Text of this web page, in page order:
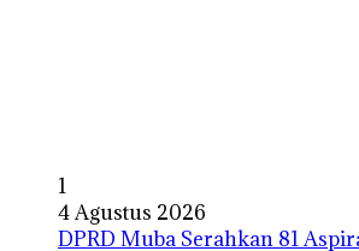
1
4 Agustus 2026
DPRD Muba Serahkan 81